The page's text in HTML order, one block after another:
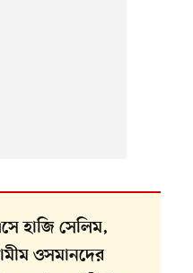
হাজি সেলিম,
ওসমানদের